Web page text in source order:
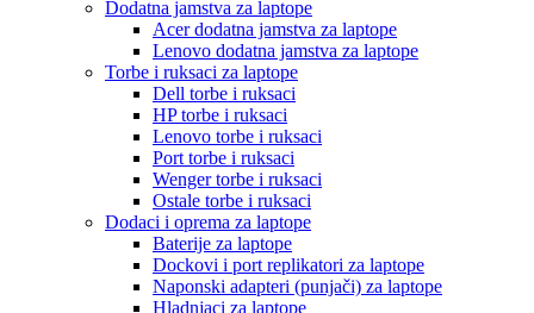
Dodatna jamstva za laptope
Acer dodatna jamstva za laptope
Lenovo dodatna jamstva za laptope
Torbe i ruksaci za laptope
Dell torbe i ruksaci
HP torbe i ruksaci
Lenovo torbe i ruksaci
Port torbe i ruksaci
Wenger torbe i ruksaci
Ostale torbe i ruksaci
Dodaci i oprema za laptope
Baterije za laptope
Dockovi i port replikatori za laptope
Naponski adapteri (punjači) za laptope
Hladnjaci za laptope